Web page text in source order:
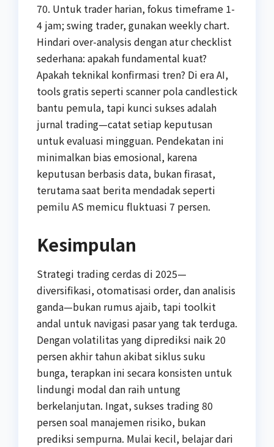
70. Untuk trader harian, fokus timeframe 1-
4 jam; swing trader, gunakan weekly chart.
Hindari over-analysis dengan atur checklist
sederhana: apakah fundamental kuat?
Apakah teknikal konfirmasi tren? Di era AI,
tools gratis seperti scanner pola candlestick
bantu pemula, tapi kunci sukses adalah
jurnal trading—catat setiap keputusan
untuk evaluasi mingguan. Pendekatan ini
minimalkan bias emosional, karena
keputusan berbasis data, bukan firasat,
terutama saat berita mendadak seperti
pemilu AS memicu fluktuasi 7 persen.
Kesimpulan
Strategi trading cerdas di 2025—
diversifikasi, otomatisasi order, dan analisis
ganda—bukan rumus ajaib, tapi toolkit
andal untuk navigasi pasar yang tak terduga.
Dengan volatilitas yang diprediksi naik 20
persen akhir tahun akibat siklus suku
bunga, terapkan ini secara konsisten untuk
lindungi modal dan raih untung
berkelanjutan. Ingat, sukses trading 80
persen soal manajemen risiko, bukan
prediksi sempurna. Mulai kecil, belajar dari